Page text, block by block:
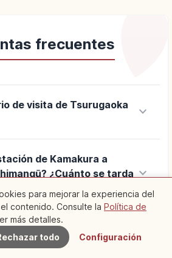
frecuentes
de visita de Tsurugaoka
keyboard_arrow_down
de Kamakura a
¿Cuánto se tarda keyboard_arrow_down
y la entrada del Museo
Hachimangū?
keyboard_arrow_down
Cercanos
para mejorar la experiencia del
contenido. Consulte la Política de
más detalles.
todo Configuración